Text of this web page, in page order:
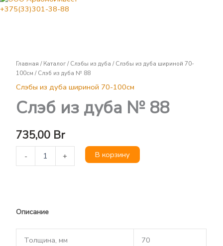
+375(33)301-38-88
Главная /Каталог/Слэбы из дуба /Слэбы из дуба шириной 70-
100см / Слэб из дуба № 88
Слэбы из дуба шириной 70-100см
Слэб из дуба № 88
735,00 Br
-
из
дуба
№
+ В корзину
Описание
Толщина, мм 70